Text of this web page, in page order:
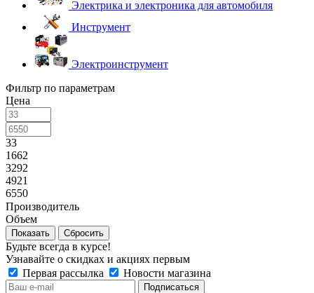
Электрика и электроника для автомобиля
Инструмент
Электроинструмент
Фильтр по параметрам
Цена
33
1662
3292
4921
6550
Производитель
Объем
Сбросить
Будьте всегда в курсе!
Узнавайте о скидках и акциях первым
Первая рассылка
Новости магазина